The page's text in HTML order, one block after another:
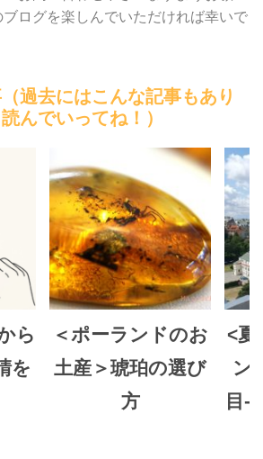
ログを楽しんでいただければ幸いで
過去にはこんな記事もあり
んでいってね！）
ら
を
＜ポーランドのお
土産＞琥珀の選び
方
<夏
ン
目-